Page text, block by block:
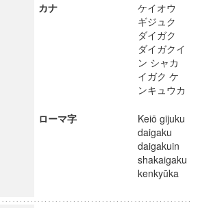
カナ
ケイオウ
ギジュク
ダイガク
ダイガクイ
ン シャカ
イガク ケ
ンキュウカ
ローマ字
Keiō gijuku
daigaku
daigakuin
shakaigaku
kenkyūka